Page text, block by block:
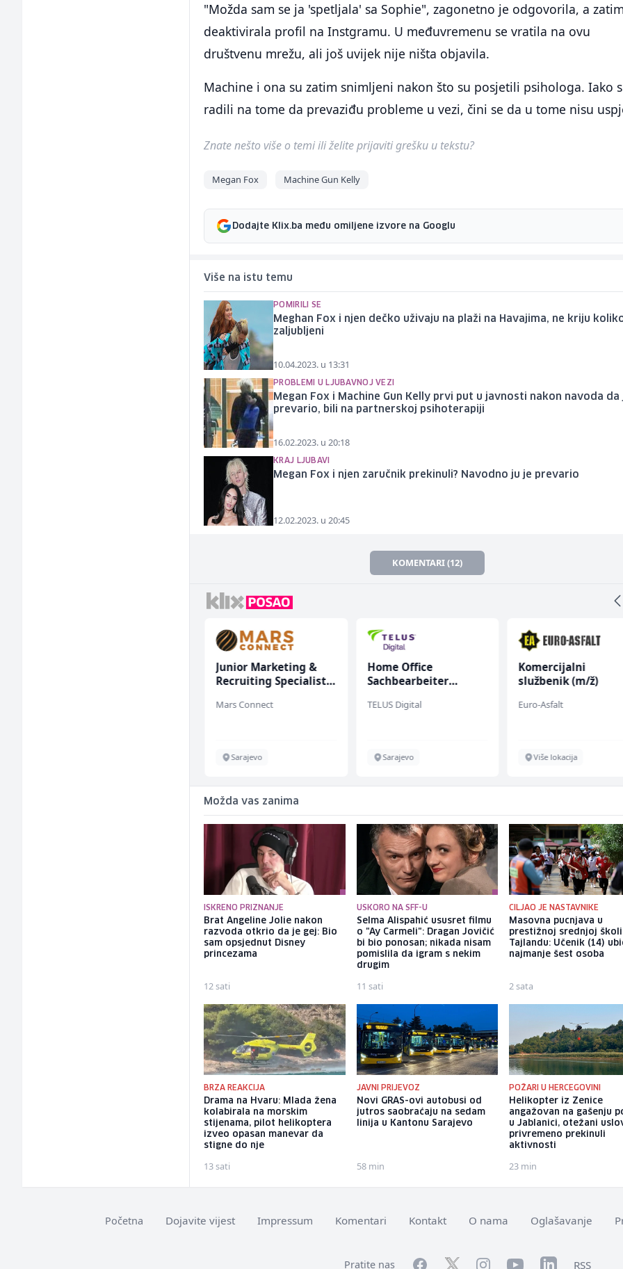
"Možda sam se ja 'spetljala' sa Sophie", zagonetno je odgovorila, a
deaktivirala profil na Instgramu. U međuvremenu se vratila na ovu
društvenu mrežu, ali još uvijek nije ništa objavila.
Machine i ona su zatim snimljeni nakon što su posjetili psihologa. Iako
radili na tome da prevaziđu probleme u vezi, čini se da u tome nisu
Znate nešto više o temi ili želite prijaviti grešku u tekstu?
Megan Fox Machine Gun Kelly
Dodajte Klix.ba među omiljene izvore na Googlu
Više na istu temu
POMIRILI SE
Meghan Fox i njen dečko uživaju na plaži na Havajima, ne kriju
zaljubljeni
10.04.2023. u 13:31
PROBLEMI U LJUBAVNOJ VEZI
Megan Fox i Machine Gun Kelly prvi put u javnosti nakon navoda da
prevario, bili na partnerskoj psihoterapiji
16.02.2023. u 20:18
KRAJ LJUBAVI
Megan Fox i njen zaručnik prekinuli? Navodno ju je prevario
12.02.2023. u 20:45
KOMENTARI (12)
Junior Marketing &
Recruiting Specialist
Mars Connect
Sarajevo
Home Office
Sachbearbeiter
bekannten deutschen
TELUS Digital
Sarajevo
Komercijalni
službenik (m/ž)
Euro-Asfalt
Više lokacija
Možda vas zanima
ISKRENO PRIZNANJE
Brat Angeline Jolie nakon
razvoda otkrio da je gej: Bio
sam opsjednut Disney
princezama
12 sati
USKORO NA SFF-U
Selma Alispahić ususret filmu
o "Ay Carmeli": Dragan Jovičić
bi bio ponosan; nikada nisam
pomislila da igram s nekim
drugim
11 sati
CILJAO JE NASTAVNIKE
Masovna pucnjava u
prestižnoj srednjoj školi
Tajlandu: Učenik (14)
najmanje šest osoba
2 sata
BRZA REAKCIJA
Drama na Hvaru: Mlada žena
kolabirala na morskim
stijenama, pilot helikoptera
izveo opasan manevar da
stigne do nje
13 sati
JAVNI PRIJEVOZ
Novi GRAS-ovi autobusi od
jutros saobraćaju na sedam
linija u Kantonu Sarajevo
58 min
POŽARI U HERCEGOVINI
Helikopter iz Zenice
angažovan na gašenju
u Jablanici, otežani
privremeno prekinuli
aktivnosti
23 min
Početna Dojavite vijest Impressum Komentari Kontakt O nama Oglašavanje
Pratite nas FacebookTwitterInstagramYouTubeLinkedInRSS